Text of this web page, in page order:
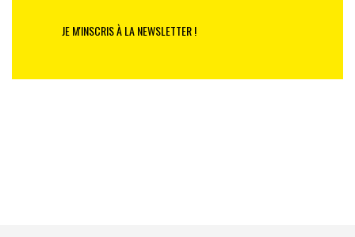
JE M'INSCRIS À LA NEWSLETTER !